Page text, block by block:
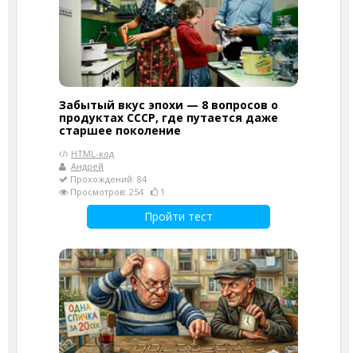
Забытый вкус эпохи — 8 вопросов о
продуктах СССР, где путается даже
старшее поколение
HTML-код
Андрей
Прохождений: 84
Просмотров: 254
1
Пройти тест